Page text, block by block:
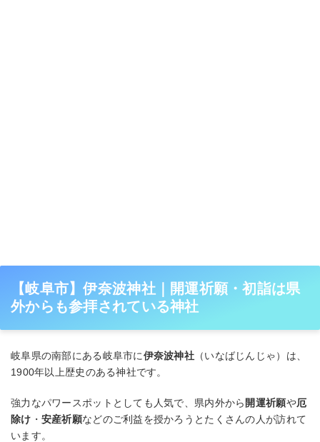
【岐阜市】伊奈波神社｜開運祈願・初詣は県
外からも参拝されている神社
岐阜県の南部にある岐阜市に伊奈波神社 （いなばじんじゃ）は、
1900年以上歴史のある神社です。
強力なパワースポットとしても人気で、県内外から 開運祈願や厄
除け ・ 安産祈願などのご利益を授かろうとたくさんの人が訪れて
います。